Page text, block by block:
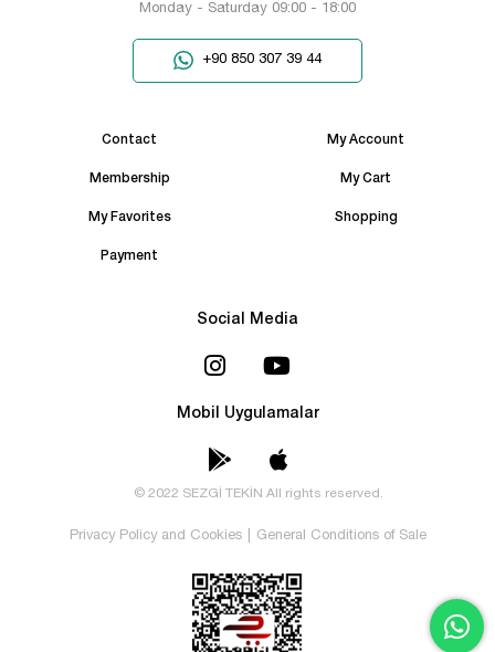
Monday - Saturday 09:00 - 18:00
+90 850 307 39 44
Contact My Account
Membership My Cart
My Favorites Shopping
Payment
Social Media
Mobil Uygulamalar
© 2022 SEZGİ TEKİN All rights reserved.
Privacy Policy and Cookies General Conditions of Sale